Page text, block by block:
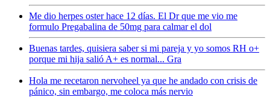
Me dio herpes oster hace 12 días. El Dr que me vio me
formulo Pregabalina de 50mg para calmar el dol
Buenas tardes, quisiera saber si mi pareja y yo somos RH o+
porque mi hija salió A+ es normal... Gra
Hola me recetaron nervoheel ya que he andado con crisis de
pánico, sin embargo, me coloca más nervio